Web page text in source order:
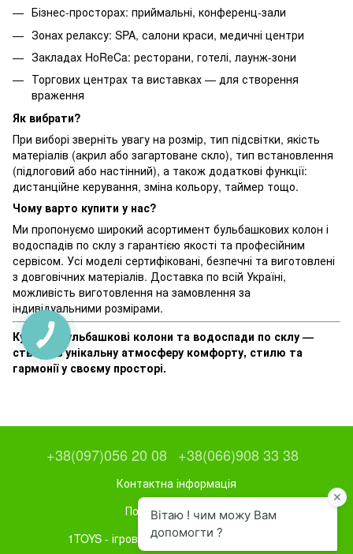
Бізнес-просторах: приймальні, конференц-зали
Зонах релаксу: SPA, салони краси, медичні центри
Закладах HoReCa: ресторани, готелі, лаунж-зони
Торгових центрах та виставках — для створення
враження
Як вибрати?
При виборі зверніть увагу на розмір, тип підсвітки, якість
матеріалів (акрил або загартоване скло), тип встановлення
(підлоговий або настінний), а також додаткові функції:
дистанційне керування, зміна кольору, таймер тощо.
Чому варто купити у нас?
Ми пропонуємо широкий асортимент бульбашкових колон і
водоспадів по склу з гарантією якості та професійним
сервісом. Усі моделі сертифіковані, безпечні та виготовлені
з довговічних матеріалів. Доставка по всій Україні,
можливість виготовлення на замовлення за
індивідуальними розмірами.
Купуйте бульбашкові колони та водоспади по склу —
створіть унікальну атмосферу комфорту, стилю та
гармонії у своєму просторі.
+38(097)056 20 08 +38(066)908 33 38
Контактна інформація
Повна версія сайту
1TOYS - ігрове та спортивне обладнання